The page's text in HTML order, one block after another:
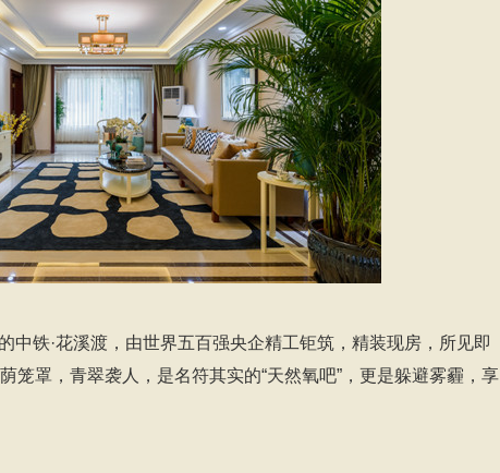
中铁·花溪渡，由世界五百强央企精工钜筑，精装现房，所见即
笼罩，青翠袭人，是名符其实的“天然氧吧”，更是躲避雾霾，享